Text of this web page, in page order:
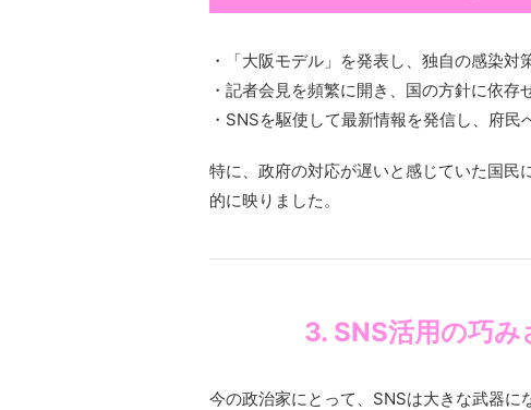
・「大阪モデル」を発表し、独自の感染対
・記者会見を頻繁に開き、国の方針に依
・SNSを駆使して最新情報を発信し、府民
特に、政府の対応が遅いと感じていた国民
的に映りました。
3. SNS活用の巧
今の政治家にとって、SNSは大きな武器